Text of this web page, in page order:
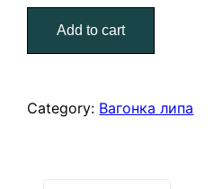
3,0
АК
quantity
Add to cart
Category: Вагонка липа